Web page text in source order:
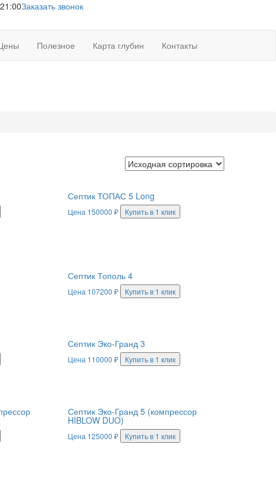
Заказать звонок
Полезное Карта глубин Контакты
Септик ТОПАС 5 Long
Цена 150000₽ Купить в 1 клик
Септик Тополь 4
Цена 107200₽ Купить в 1 клик
Септик Эко-Гранд 3
Цена 110000₽ Купить в 1 клик
Септик Эко-Гранд 5 (компрессор
HIBLOW DUO)
Цена 125000₽ Купить в 1 клик